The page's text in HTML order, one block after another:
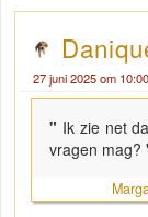
27 juni 2025 om 10:00
" Ik zie net
vragen mag?